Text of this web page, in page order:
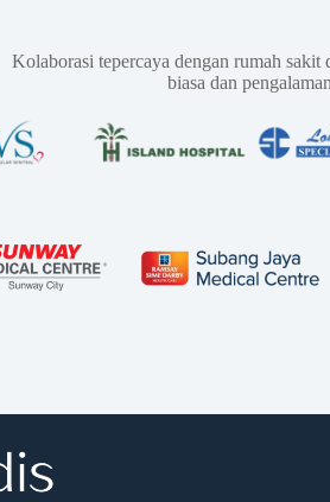
Kolaborasi tepercaya dengan rumah
biasa dan